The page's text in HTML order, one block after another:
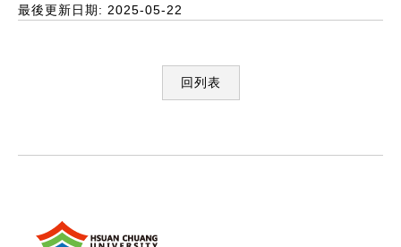
最後更新日期: 2025-05-22
回列表